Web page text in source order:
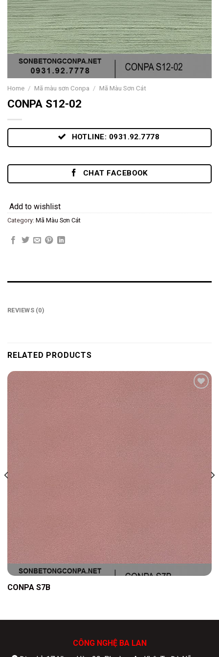
Home / Mã màu sơn Conpa / Mã Màu Sơn Cát
CONPA S12-02
HOTLINE: 0931.92.7778
CHAT FACEBOOK
Add to wishlist
Category: Mã Màu Sơn Cát
REVIEWS (0)
RELATED PRODUCTS
Add to
wishlist
CONPA S7B
CÔNG NGHỆ BA LAN